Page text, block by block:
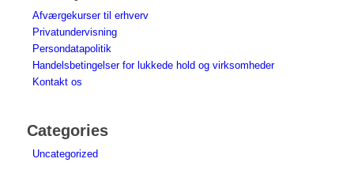
Afværgekurser til erhverv
Privatundervisning
Persondatapolitik
Handelsbetingelser for lukkede hold og virksomheder
Kontakt os
Categories
Uncategorized